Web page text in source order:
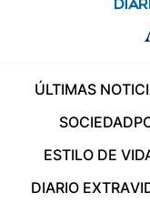
ÚLTIMAS
SOCIEDAD
ESTILO DE
DIARIO EXTRA